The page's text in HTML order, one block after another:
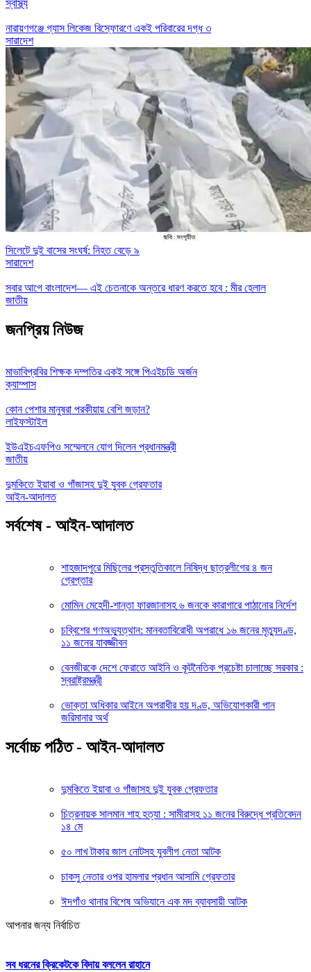
স্বাস্থ্য
নারায়ণগঞ্জে গ্যাস লিকেজ বিস্ফোরণে একই পরিবারের দগ্ধ ৩
সারাদেশ
সিলেটে দুই বাসের সংঘর্ষ: নিহত বেড়ে ৯
সারাদেশ
সবার আগে বাংলাদেশ— এই চেতনাকে অন্তরে ধারণ করতে হবে : মীর হেলাল
জাতীয়
জনপ্রিয় নিউজ
মাভাবিপ্রবির শিক্ষক দম্পতির একই সঙ্গে পিএইচডি অর্জন
ক্যাম্পাস
কোন পেশার মানুষরা পরকীয়ায় বেশি জড়ান?
লাইফস্টাইল
ইউএইচএফপিও সম্মেলনে যোগ দিলেন প্রধানমন্ত্রী
জাতীয়
দুমকিতে ইয়াবা ও গাঁজাসহ দুই যুবক গ্রেফতার
আইন-আদালত
সর্বশেষ - আইন-আদালত
শাহজাদপুরে মিছিলের প্রস্তুতিকালে নিষিদ্ধ ছাত্রলীগের ৪ জন
গ্রেপ্তার
মোমিন মেহেদী-শান্তা ফারজানাসহ ৬ জনকে কারাগারে পাঠানোর নির্দেশ
চব্বিশের গণঅভ্যুত্থান: মানবতাবিরোধী অপরাধে ১৬ জনের মৃত্যুদণ্ড,
১১ জনের যাবজ্জীবন
বেনজীরকে দেশে ফেরাতে আইনি ও কূটনৈতিক প্রচেষ্টা চালাচ্ছে সরকার :
স্বরাষ্ট্রমন্ত্রী
ভোক্তা অধিকার আইনে অপরাধীর হয় দণ্ড, অভিযোগকারী পান
জরিমানার অর্থ
সর্বোচ্চ পঠিত - আইন-আদালত
দুমকিতে ইয়াবা ও গাঁজাসহ দুই যুবক গ্রেফতার
চিত্রনায়ক সালমান শাহ হত্যা : সামীরাসহ ১১ জনের বিরুদ্ধে প্রতিবেদন
১৪ মে
৫০ লাখ টাকার জাল নোটসহ যুবলীগ নেতা আটক
চাকসু নেতার ওপর হামলার প্রধান আসামি গ্রেফতার
ঈদগাঁও থানার বিশেষ অভিযানে এক মদ ব্যাবসায়ী আটক
আপনার জন্য নির্বাচিত
সব ধরনের ক্রিকেটকে বিদায় বললেন রাহানে